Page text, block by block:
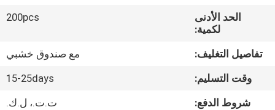
مراقبة
الجودة
الحد الأدنى
لكمية:
200pcs
تفاصيل التغليف:
مع صندوق خشبي
وقت التسليم:
15-25days
شروط الدفع:
ت.ت.، ل.ك.